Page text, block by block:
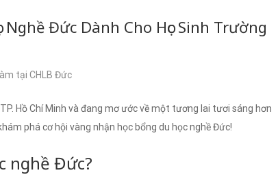
Nghề Đức Dành Cho Học Sinh Trường
tại CHLB Đức
Hồ Chí Minh và đang mơ ước về một tương lai tươi sáng hơn
phá cơ hội vàng nhận học bổng du học nghề Đức!
nghề Đức?